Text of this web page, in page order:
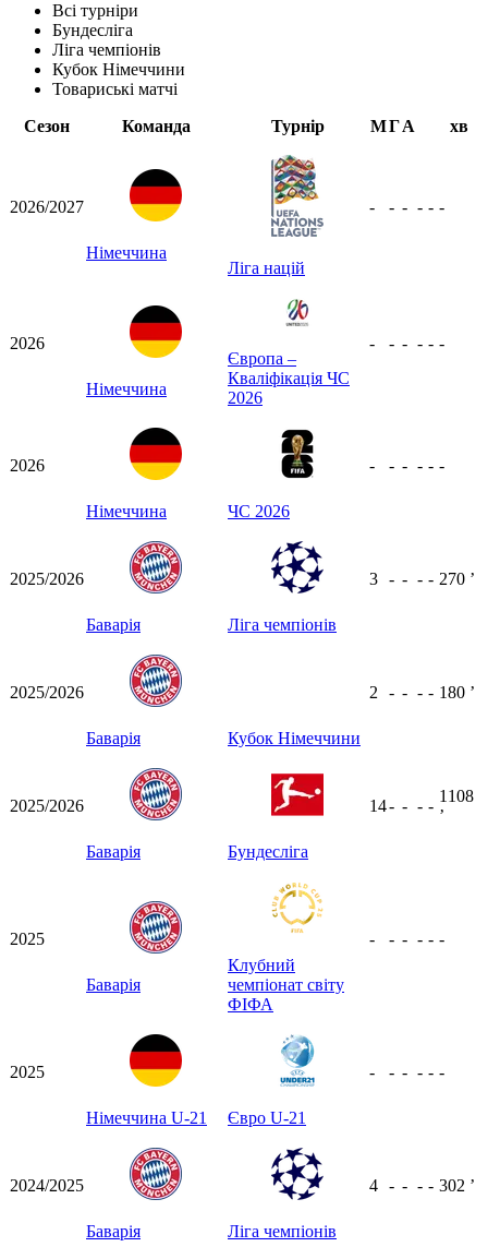
Всі турніри
Бундесліга
Ліга чемпіонів
Кубок Німеччини
Товариські матчі
Сезон
Команда Турнір МГА хв
2026/2027
Німеччина
Ліга націй
- - - - - -
2026
Німеччина
Європа –
Кваліфікація ЧС
2026
- - - - - -
2026
Німеччина ЧС 2026
- - - - - -
2025/2026
Баварія Ліга чемпіонів
3 - - - - 270 ʼ
2025/2026
Баварія Кубок Німеччини
2 - - - - 180 ʼ
2025/2026
Баварія Бундесліга
14- - - -
1108
ʼ
2025
Баварія
Клубний
чемпіонат світу
ФІФА
- - - - - -
2025
Німеччина U-21 Євро U-21
- - - - - -
2024/2025
Баварія Ліга чемпіонів
4 - - - - 302 ʼ